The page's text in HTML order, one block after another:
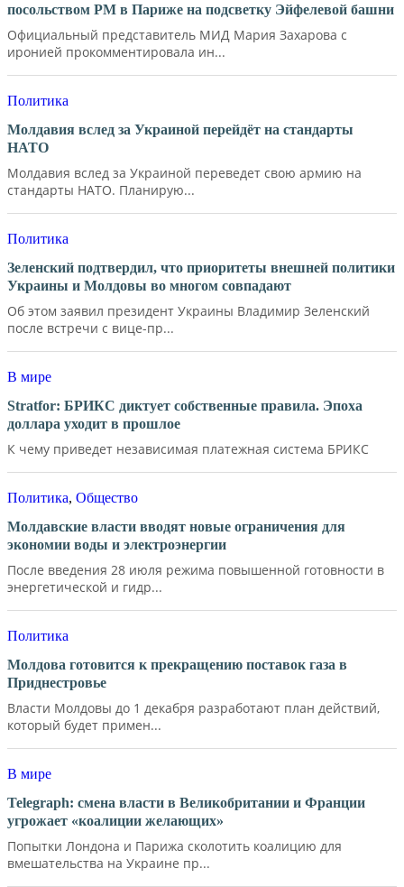
посольством РМ в Париже на подсветку Эйфелевой башни
Официальный представитель МИД Мария Захарова с
иронией прокомментировала ин...
Политика
Молдавия вслед за Украиной перейдёт на стандарты
НАТО
Молдавия вслед за Украиной переведет свою армию на
стандарты НАТО. Планирую...
Политика
Зеленский подтвердил, что приоритеты внешней политики
Украины и Молдовы во многом совпадают
Об этом заявил президент Украины Владимир Зеленский
после встречи с вице-пр...
В мире
Stratfor: БРИКС диктует собственные правила. Эпоха
доллара уходит в прошлое
К чему приведет независимая платежная система БРИКС
Политика, Общество
Молдавские власти вводят новые ограничения для
экономии воды и электроэнергии
После введения 28 июля режима повышенной готовности в
энергетической и гидр...
Политика
Молдова готовится к прекращению поставок газа в
Приднестровье
Власти Молдовы до 1 декабря разработают план действий,
который будет примен...
В мире
Telegraph: смена власти в Великобритании и Франции
угрожает «коалиции желающих»
Попытки Лондона и Парижа сколотить коалицию для
вмешательства на Украине пр...